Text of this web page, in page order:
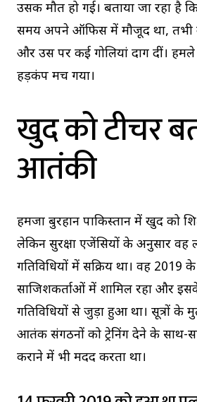
उसकी मौत हो गई। बताया जा रहा है
समय अपने ऑफिस में मौजूद था, तभी
और उस पर कई गोलियां दाग दीं।
हड़कंप मच गया।
खुद को टीचर
आतंकी
हमजा बुरहान पाकिस्तान में खुद को
लेकिन सुरक्षा एजेंसियों के अनुसार
गतिविधियों में सक्रिय था। वह 2019
साजिशकर्ताओं में शामिल रहा और
गतिविधियों से जुड़ा हुआ था। सूत्रों
आतंकी संगठनों को ट्रेनिंग देने के साथ-
कराने में भी मदद करता था।